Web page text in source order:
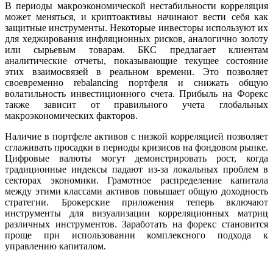
В периоды макроэкономической нестабильности корреляция
может меняться, и криптоактивы начинают вести себя как
защитные инструменты. Некоторые инвесторы используют их
для хеджирования инфляционных рисков, аналогично золоту
или сырьевым товарам. БКС предлагает клиентам
аналитические отчеты, показывающие текущее состояние
этих взаимосвязей в реальном времени. Это позволяет
своевременно rebalancing портфеля и снижать общую
волатильность инвестиционного счета. Прибыль на Форекс
также зависит от правильного учета глобальных
макроэкономических факторов.
Наличие в портфеле активов с низкой корреляцией позволяет
сглаживать просадки в периоды кризисов на фондовом рынке.
Цифровые валюты могут демонстрировать рост, когда
традиционные индексы падают из-за локальных проблем в
секторах экономики. Грамотное распределение капитала
между этими классами активов повышает общую доходность
стратегии. Брокерские приложения теперь включают
инструменты для визуализации корреляционных матриц
различных инструментов. Заработать на форекс становится
проще при использовании комплексного подхода к
управлению капиталом.